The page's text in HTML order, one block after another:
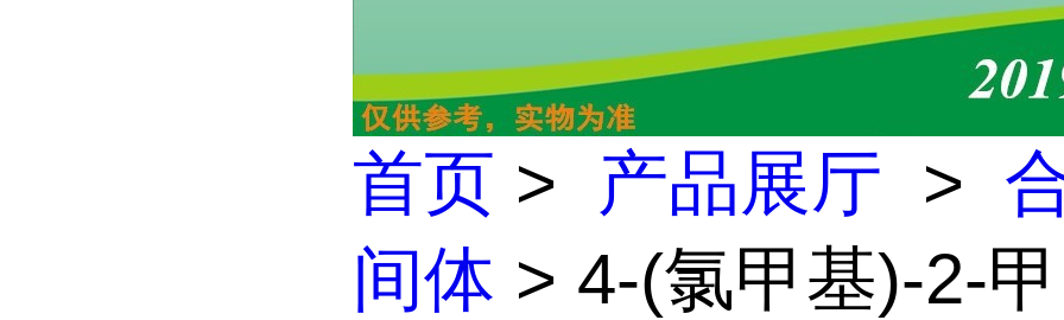
首页 > 产品展厅 >
间体 > 4-(氯甲基)-2-甲